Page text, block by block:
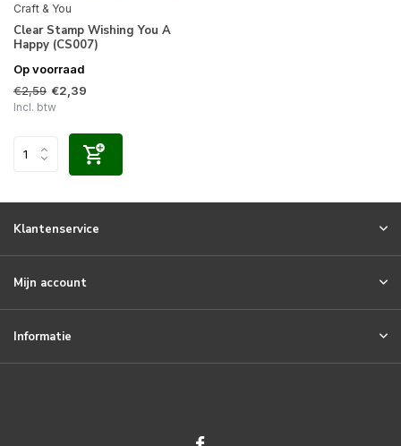
Craft & You
Clear Stamp Wishing You A
Happy (CS007)
Op voorraad
€2,59 €2,39
Incl. btw
Klantenservice
Mijn account
Informatie